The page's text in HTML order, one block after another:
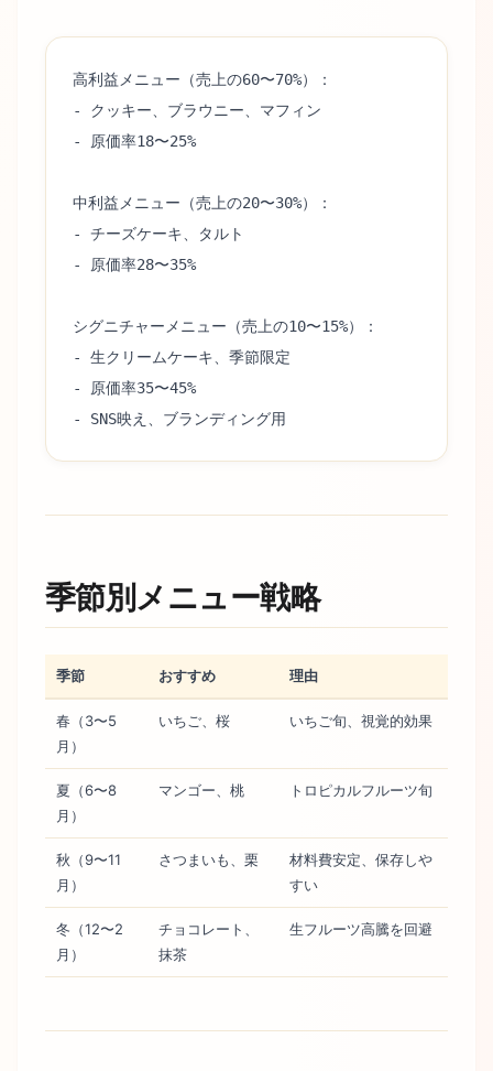
高利益メニュー（売上の60〜70%）：
- クッキー、ブラウニー、マフィン
- 原価率18〜25%
中利益メニュー（売上の20〜30%）：
- チーズケーキ、タルト
- 原価率28〜35%
シグニチャーメニュー（売上の10〜15%）：
- 生クリームケーキ、季節限定
- 原価率35〜45%
- SNS映え、ブランディング用
季節別メニュー戦略
季節 おすすめ 理由
春（3〜5
月）
いちご、桜 いちご旬、視覚的効果
夏（6〜8
月）
マンゴー、桃 トロピカルフルーツ旬
秋（9〜11
月）
さつまいも、栗
材料費安定、保存しや
すい
冬（12〜2
月）
チョコレート、
抹茶
生フルーツ高騰を回避